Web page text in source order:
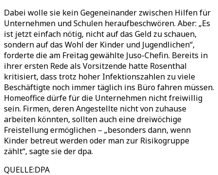
Dabei wolle sie kein Gegeneinander zwischen Hilfen für
Unternehmen und Schulen heraufbeschwören. Aber: „Es
ist jetzt einfach nötig, nicht auf das Geld zu schauen,
sondern auf das Wohl der Kinder und Jugendlichen“,
forderte die am Freitag gewählte Juso-Chefin. Bereits in
ihrer ersten Rede als Vorsitzende hatte Rosenthal
kritisiert, dass trotz hoher Infektionszahlen zu viele
Beschäftigte noch immer täglich ins Büro fahren müssen.
Homeoffice dürfe für die Unternehmen nicht freiwillig
sein. Firmen, deren Angestellte nicht von zuhause
arbeiten könnten, sollten auch eine dreiwöchige
Freistellung ermöglichen – „besonders dann, wenn
Kinder betreut werden oder man zur Risikogruppe
zählt“, sagte sie der dpa.
QUELLE:DPA